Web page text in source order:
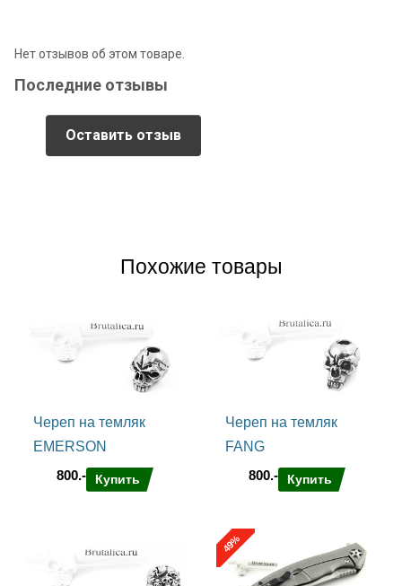
Нет отзывов об этом товаре.
Последние отзывы
Оставить отзыв
Похожие товары
Череп на темляк
EMERSON
800.-
Купить
Череп на темляк
FANG
800.-
Купить
49
%